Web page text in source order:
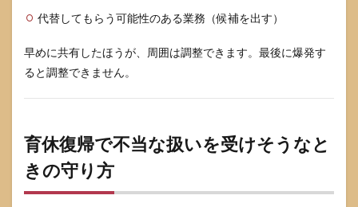
代替してもらう可能性のある業務（候補を出す）
早めに共有したほうが、周囲は調整できます。最後に爆発す
ると調整できません。
育休復帰で不当な扱いを受けそうなと
きの守り方